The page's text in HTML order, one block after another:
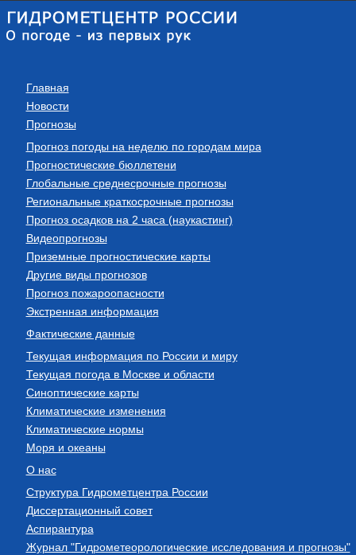
Главная
Новости
Прогнозы
Прогноз погоды на неделю по городам мира
Прогностические бюллетени
Глобальные среднесрочные прогнозы
Региональные краткосрочные прогнозы
Прогноз осадков на 2 часа (наукастинг)
Видеопрогнозы
Приземные прогностические карты
Другие виды прогнозов
Прогноз пожароопасности
Экстренная информация
Фактические данные
Текущая информация по России и миру
Текущая погода в Москве и области
Синоптические карты
Климатические изменения
Климатические нормы
Моря и океаны
О нас
Структура Гидрометцентра России
Диссертационный совет
Аспирантура
Журнал "Гидрометеорологические исследования и прогнозы"